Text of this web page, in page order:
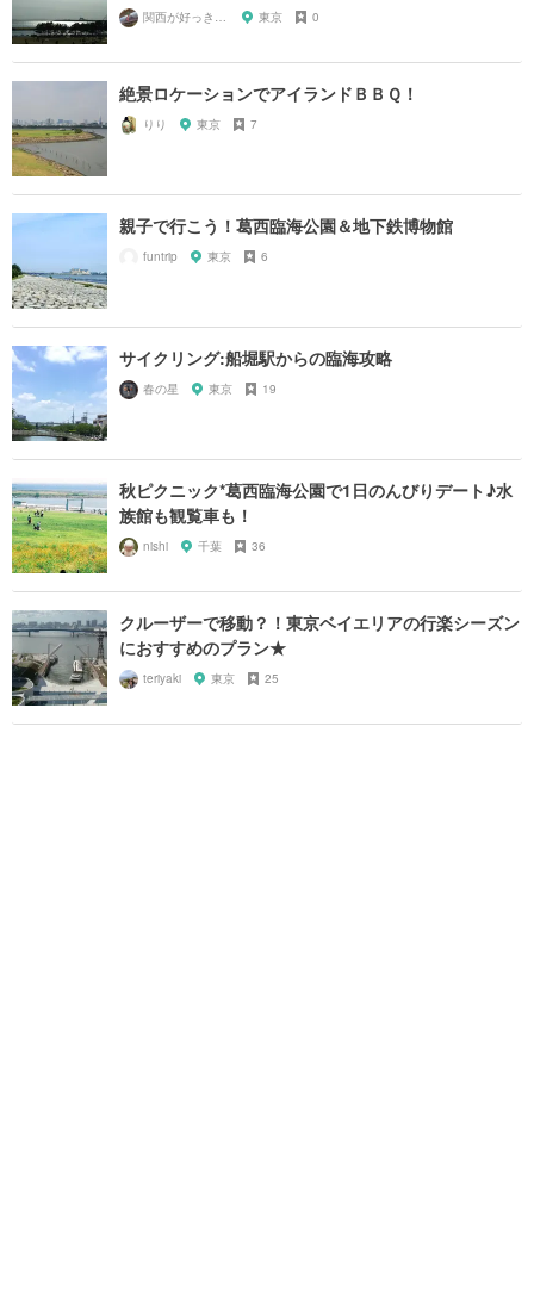
関西が好っきゃねん 東京 0
絶景ロケーションでアイランドＢＢＱ！
りり 東京 7
親子で行こう！葛西臨海公園＆地下鉄博物館
funtrip 東京 6
サイクリング:船堀駅からの臨海攻略
春の星 東京 19
秋ピクニック*葛西臨海公園で1日のんびりデート♪水
族館も観覧車も！
nishi 千葉 36
クルーザーで移動？！東京ベイエリアの行楽シーズン
におすすめのプラン★
teriyaki 東京 25